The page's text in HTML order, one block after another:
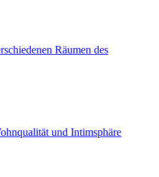
Räumen des
und Intimsphäre